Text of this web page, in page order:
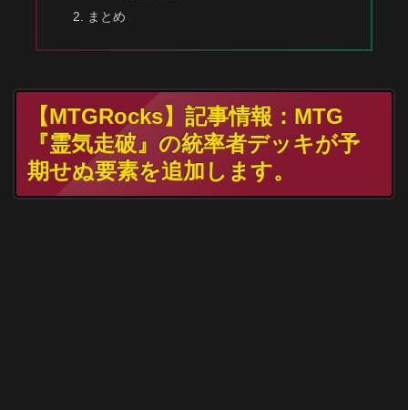
まとめ
【MTGRocks】記事情報：MTG
『霊気走破』の統率者デッキが予
期せぬ要素を追加します。